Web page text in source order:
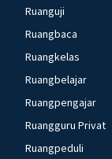
Ruanguji
Ruangbaca
Ruangkelas
Ruangbelajar
Ruangpengajar
Ruangguru Privat
Ruangpeduli